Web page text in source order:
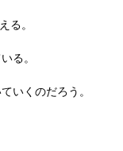
る。
る。
いくのだろう。